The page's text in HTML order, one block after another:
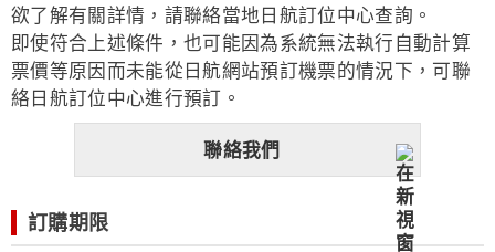
欲了解有關詳情，請聯絡當地日航訂位中心查詢。
即使符合上述條件，也可能因為系統無法執行自動計算
票價等原因而未能從日航網站預訂機票的情況下，可聯
絡日航訂位中心進行預訂。
聯絡我們
訂購期限